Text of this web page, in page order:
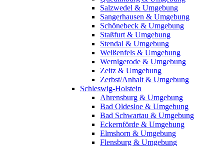
Salzwedel & Umgebung
Sangerhausen & Umgebung
Schönebeck & Umgebung
Staßfurt & Umgebung
Stendal & Umgebung
Weißenfels & Umgebung
Wernigerode & Umgebung
Zeitz & Umgebung
Zerbst/Anhalt & Umgebung
Schleswig-Holstein
Ahrensburg & Umgebung
Bad Oldesloe & Umgebung
Bad Schwartau & Umgebung
Eckernförde & Umgebung
Elmshorn & Umgebung
Flensburg & Umgebung